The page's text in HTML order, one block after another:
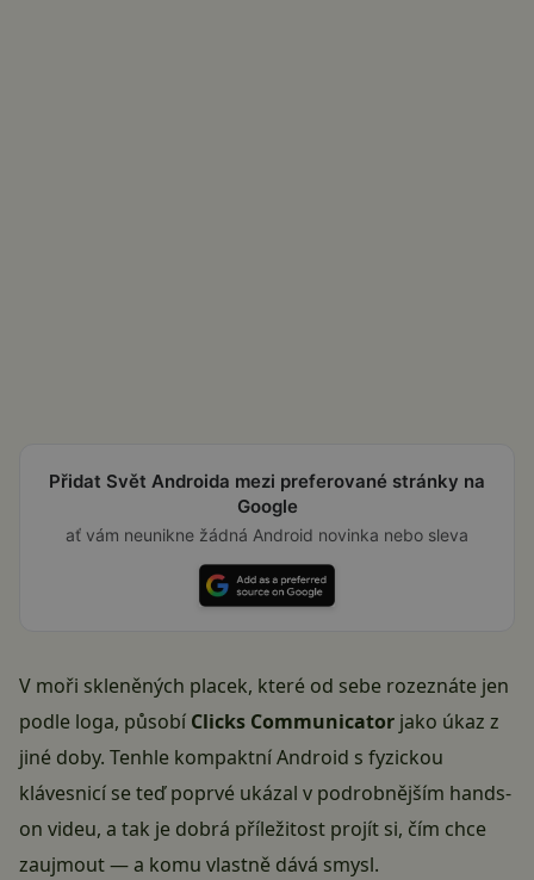
Přidat Svět Androida mezi preferované stránky na
Google
ať vám neunikne žádná Android novinka nebo sleva
V moři skleněných placek, které od sebe rozeznáte jen
podle loga, působí Clicks Communicator jako úkaz z
jiné doby. Tenhle kompaktní Android s fyzickou
klávesnicí se teď poprvé ukázal v podrobnějším hands-
on videu, a tak je dobrá příležitost projít si, čím chce
zaujmout — a komu vlastně dává smysl.